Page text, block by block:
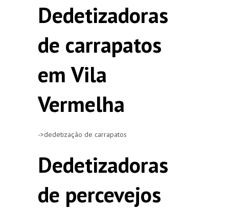
Dedetizadoras
de carrapatos
em Vila
Vermelha
->dedetização de carrapatos
Dedetizadoras
de percevejos